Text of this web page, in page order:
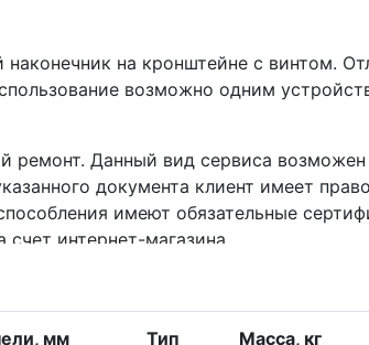
на кронштейне с винтом.
возможно одним
ремонт. Данный вид сервиса возможен
документа клиент имеет
имеют обязательные
интернет-магазина.
мм Тип Масса, кг